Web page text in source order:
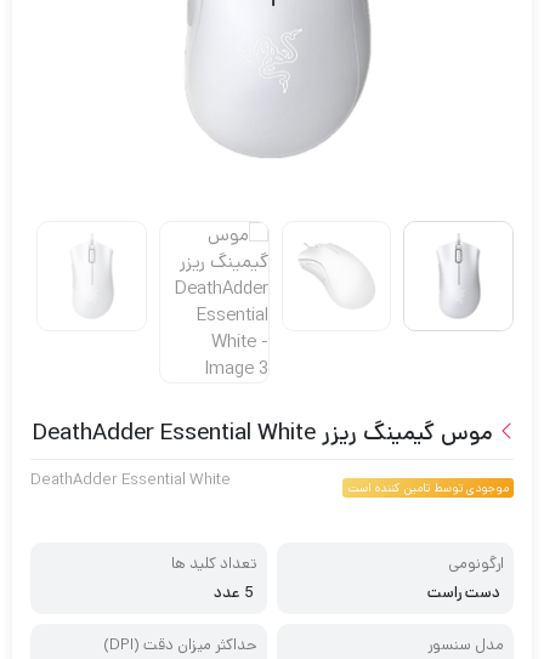
موس گیمینگ ریزر DeathAdder Essential White
موجودی توسط تامین کننده است DeathAdder Essential White
ارگونومی
دست راست
تعداد کلید ها
5 عدد
مدل سنسور
حداکثر میزان دقت (DPI)